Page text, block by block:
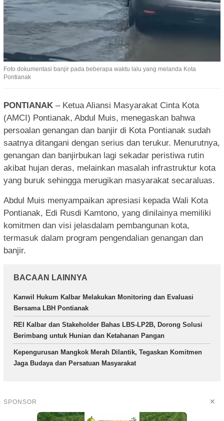
Foto dokumentasi banjir pada beberapa waktu lalu yang melanda Kota
Pontianak
PONTIANAK – Ketua Aliansi Masyarakat Cinta Kota
(AMCI) Pontianak, Abdul Muis, menegaskan bahwa
persoalan genangan dan banjir di Kota Pontianak sudah
saatnya ditangani dengan serius dan terukur. Menurutnya,
genangan dan banjirbukan lagi sekadar peristiwa rutin
akibat hujan deras, melainkan masalah infrastruktur kota
yang buruk sehingga merugikan masyarakat secaraluas.
Abdul Muis menyampaikan apresiasi kepada Wali Kota
Pontianak, Edi Rusdi Kamtono, yang dinilainya memiliki
komitmen dan visi jelasdalam pembangunan kota,
termasuk dalam program pengendalian genangan dan
banjir.
BACAAN LAINNYA
Kanwil Hukum Kalbar Melakukan Monitoring dan Evaluasi
Bersama LBH Pontianak
REI Kalbar dan Stakeholder Bahas LBS-LP2B, Dorong Solusi
Berimbang untuk Hunian dan Ketahanan Pangan
Kepengurusan Mangkok Merah Dilantik, Tegaskan Komitmen
Jaga Budaya dan Persatuan Masyarakat
SPONSOR ✕